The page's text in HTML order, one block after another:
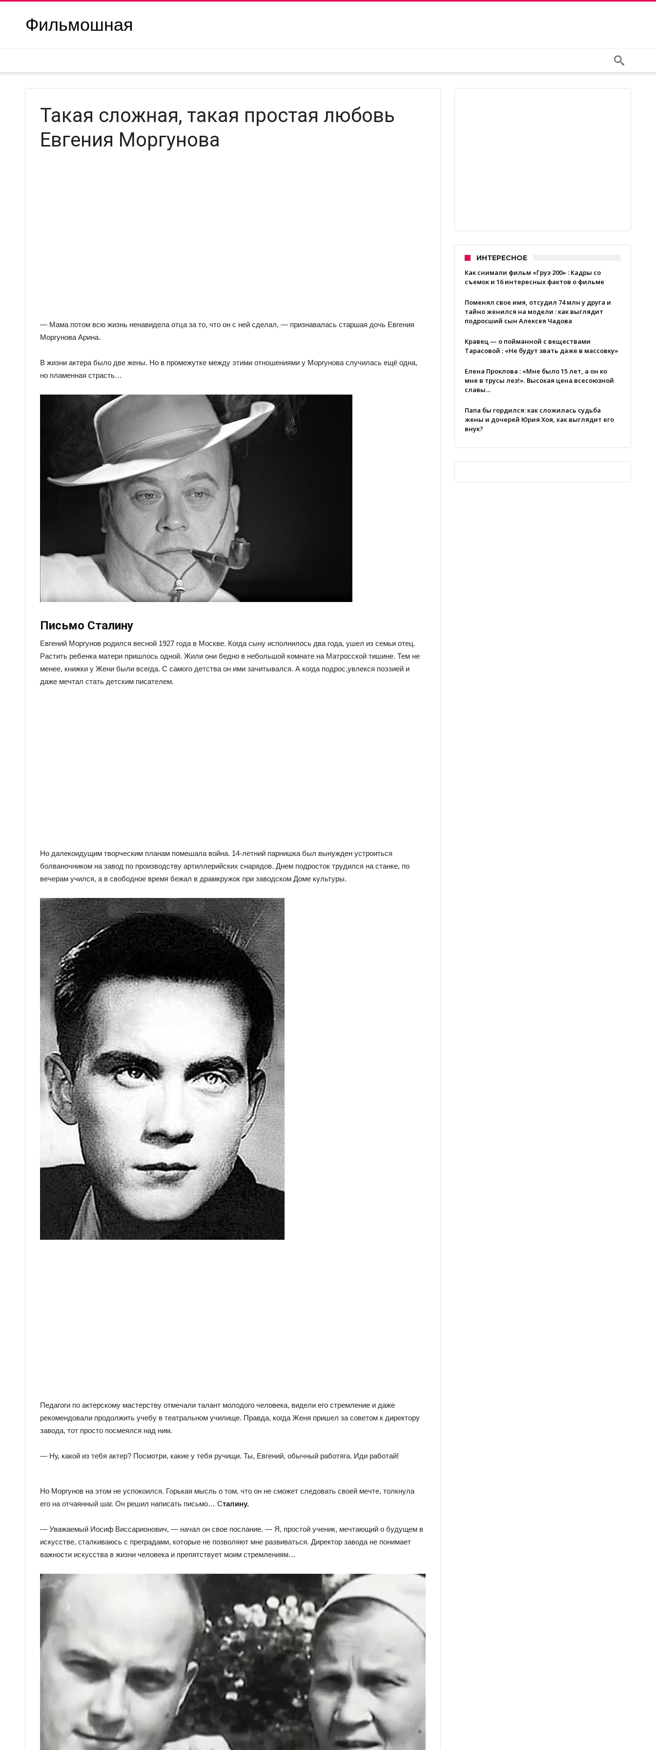
Фильмошная
Такая сложная, такая простая любовь
Евгения Моргунова
— Мама потом всю жизнь ненавидела отца за то, что он с ней сделал, — признавалась старшая дочь Евгения
Моргунова Арина.
В жизни актера было две жены. Но в промежутке между этими отношениями у Моргунова случилась ещё одна,
но пламенная страсть…
Письмо Сталину
Евгений Моргунов родился весной 1927 года в Москве. Когда сыну исполнилось два года, ушел из семьи отец.
Растить ребенка матери пришлось одной. Жили они бедно в небольшой комнате на Матросской тишине. Тем не
менее, книжки у Жени были всегда. С самого детства он ими зачитывался. А когда подрос,увлекся поэзией и
даже мечтал стать детским писателем.
Но далекоидущим творческим планам помешала война. 14-летний парнишка был вынужден устроиться
болваночником на завод по производству артиллерийских снарядов. Днем подросток трудился на станке, по
вечерам учился, а в свободное время бежал в драмкружок при заводском Доме культуры.
Педагоги по актерскому мастерству отмечали талант молодого человека, видели его стремление и даже
рекомендовали продолжить учебу в театральном училище. Правда, когда Женя пришел за советом к директору
завода, тот просто посмеялся над ним.
— Ну, какой из тебя актер? Посмотри, какие у тебя ручищи. Ты, Евгений, обычный работяга. Иди работай!
Но Моргунов на этом не успокоился. Горькая мысль о том, что он не сможет следовать своей мечте, толкнула
его на отчаянный шаг. Он решил написать письмо… Сталину.
— Уважаемый Иосиф Виссарионович, — начал он свое послание. — Я, простой ученик, мечтающий о будущем в
искусстве, сталкиваюсь с преградами, которые не позволяют мне развиваться. Директор завода не понимает
важности искусства в жизни человека и препятствует моим стремлениям…
ИНТЕРЕСНОЕ
Как снимали фильм «Груз 200» : Кадры со
съемок и 16 интересных фактов о фильме
Поменял свое имя, отсудил 74 млн у друга и
тайно женился на модели : как выглядит
подросший сын Алексея Чадова
Кравец — о пойманной с веществами
Тарасовой : «Не будут звать даже в массовку»
Елена Проклова : «Мне было 15 лет, а он ко
мне в трусы лез!». Высокая цена всесоюзной
славы…
Папа бы гордился: как сложилась судьба
жены и дочерей Юрия Хоя, как выглядит его
внук?